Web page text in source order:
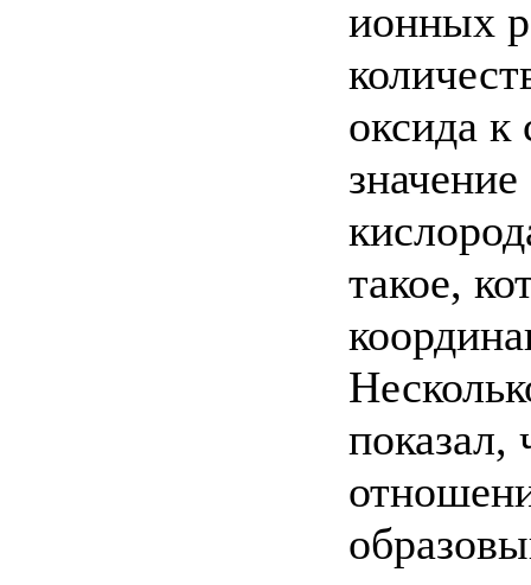
ионных
оксида к
такое,